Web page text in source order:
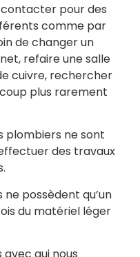
pour des
comme par
de changer un
refaire une salle
cuivre, rechercher
plus rarement
plombiers ne sont
des travaux
ne possèdent qu’un
du matériel léger